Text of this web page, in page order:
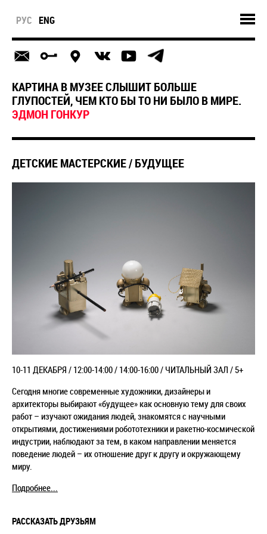
РУС ENG
КАРТИНА В МУЗЕЕ СЛЫШИТ БОЛЬШЕ
ГЛУПОСТЕЙ, ЧЕМ КТО БЫ ТО НИ БЫЛО В МИРЕ.
ЭДМОН ГОНКУР
ДЕТСКИЕ МАСТЕРСКИЕ / БУДУЩЕЕ
10-11 ДЕКАБРЯ / 12:00-14:00 / 14:00-16:00 / ЧИТАЛЬНЫЙ ЗАЛ / 5+
Сегодня многие современные художники, дизайнеры и
архитекторы выбирают «будущее» как основную тему для своих
работ – изучают ожидания людей, знакомятся с научными
открытиями, достижениями робототехники и ракетно-космической
индустрии, наблюдают за тем, в каком направлении меняется
поведение людей – их отношение друг к другу и окружающему
миру.
Подробнее...
РАССКАЗАТЬ ДРУЗЬЯМ